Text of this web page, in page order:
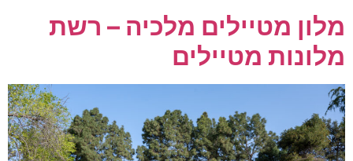
מלון מטיילים מלכיה – רשת
מלונות מטיילים